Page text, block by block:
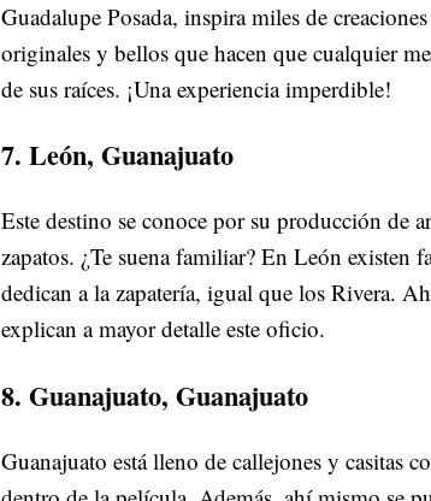
Guadalupe Posada, inspira miles de
originales y bellos que hacen que cualquier
de sus raíces. ¡Una experiencia imperdible!
7. León, Guanajuato
Este destino se conoce por su producción de
zapatos. ¿Te suena familiar? En León existen
dedican a la zapatería, igual que los Rivera.
explican a mayor detalle este oficio.
8. Guanajuato, Guanajuato
Guanajuato está lleno de callejones y casitas